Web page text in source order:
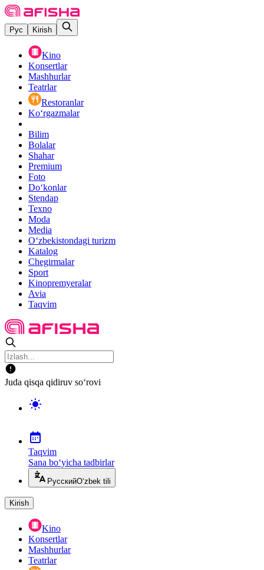
Рус Kirish
Kino
Konsertlar
Mashhurlar
Teatrlar
Restoranlar
Ko‘rgazmalar
Bilim
Bolalar
Shahar
Premium
Foto
Do‘konlar
Stendap
Texno
Moda
Media
O‘zbekistondagi turizm
Katalog
Chegirmalar
Sport
Kinopremyeralar
Avia
Taqvim
Juda qisqa qidiruv so‘rovi
Taqvim
Sana bo‘yicha tadbirlar
РусскийO‘zbek tili
Kirish
Kino
Konsertlar
Mashhurlar
Teatrlar